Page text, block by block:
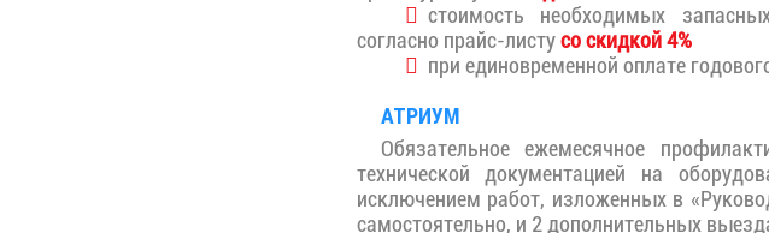
стоимость необходимых
согласно прайс-листусо скидкой 4%
при единовременной оплате
АТРИУМ
Обязательное ежемесячное
технической документацией на
исключением работ, изложенных в
самостоятельно, и 2 дополнительных